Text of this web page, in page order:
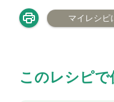
マイレシピ
このレシピ